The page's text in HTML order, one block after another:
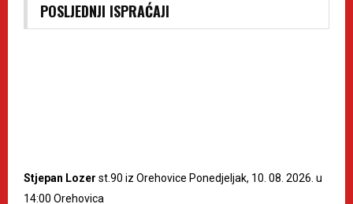
POSLJEDNJI ISPRAĆAJI
Stjepan Lozer st.90 iz Orehovice Ponedjeljak, 10. 08. 2026. u
14:00 Orehovica